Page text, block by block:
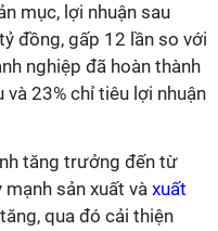
mục, lợi nhuận sau
đồng, gấp 12 lần so với
nghiệp đã hoàn thành
23% chỉ tiêu lợi nhuận
tăng trưởng đến từ
sản xuất và xuất
qua đó cải thiện